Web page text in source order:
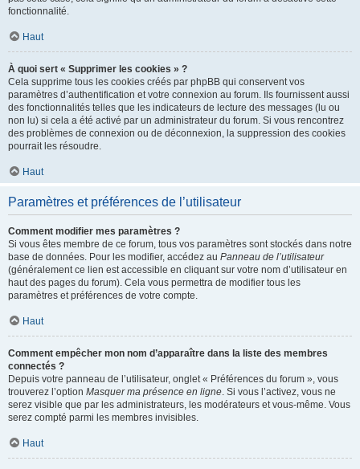
fonctionnalité.
Haut
À quoi sert « Supprimer les cookies » ?
Cela supprime tous les cookies créés par phpBB qui conservent vos
paramètres d’authentification et votre connexion au forum. Ils fournissent aussi
des fonctionnalités telles que les indicateurs de lecture des messages (lu ou
non lu) si cela a été activé par un administrateur du forum. Si vous rencontrez
des problèmes de connexion ou de déconnexion, la suppression des cookies
pourrait les résoudre.
Haut
Paramètres et préférences de l’utilisateur
Comment modifier mes paramètres ?
Si vous êtes membre de ce forum, tous vos paramètres sont stockés dans notre
base de données. Pour les modifier, accédez au Panneau de l’utilisateur
(généralement ce lien est accessible en cliquant sur votre nom d’utilisateur en
haut des pages du forum). Cela vous permettra de modifier tous les
paramètres et préférences de votre compte.
Haut
Comment empêcher mon nom d’apparaître dans la liste des membres
connectés ?
Depuis votre panneau de l’utilisateur, onglet « Préférences du forum », vous
trouverez l’option Masquer ma présence en ligne. Si vous l’activez, vous ne
serez visible que par les administrateurs, les modérateurs et vous-même. Vous
serez compté parmi les membres invisibles.
Haut